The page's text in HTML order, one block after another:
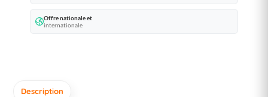
Offre nationale et
internationale
Description